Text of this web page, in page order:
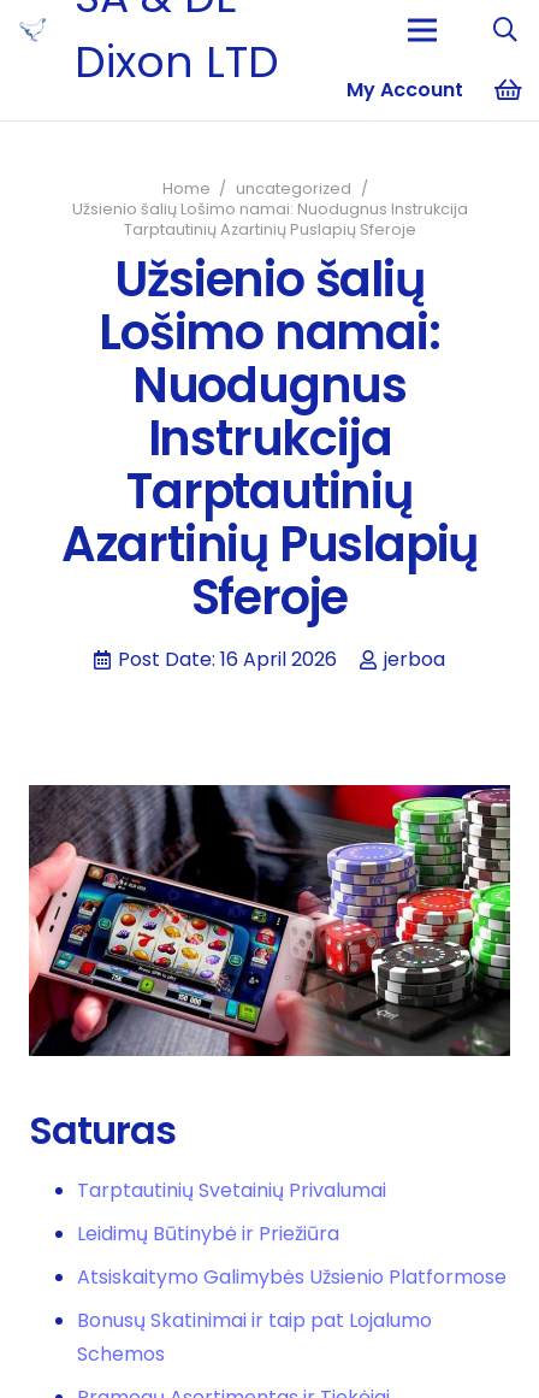
Dixon LTD
My Account
Home / uncategorized /
Užsienio šalių Lošimo namai: Nuodugnus Instrukcija
Tarptautinių Azartinių Puslapių Sferoje
Užsienio šalių
Lošimo namai:
Nuodugnus
Instrukcija
Tarptautinių
Azartinių Puslapių
Sferoje
Post Date: 16 April 2026 jerboa
Saturas
Tarptautinių Svetainių Privalumai
Leidimų Būtinybė ir Priežiūra
Atsiskaitymo Galimybės Užsienio Platformose
Bonusų Skatinimai ir taip pat Lojalumo
Schemos